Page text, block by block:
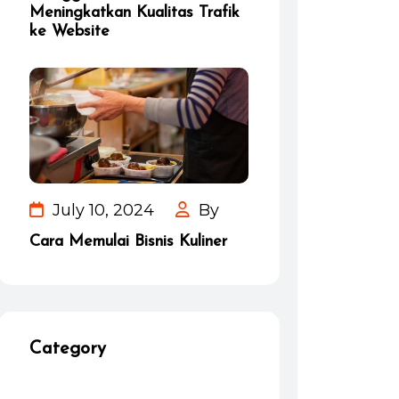
Meningkatkan Kualitas Trafik
ke Website
July 10, 2024 By
Cara Memulai Bisnis Kuliner
Category